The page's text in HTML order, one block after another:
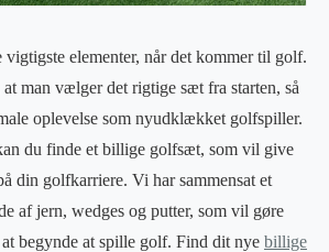
elementer, når det kommer til golf.
man vælger det rigtige sæt fra starten, så
oplevelse som nyudklækket golfspiller.
du finde et billige golfsæt, som vil give
din golfkarriere. Vi har sammensat et
af jern, wedges og putter, som vil gøre
begynde at spille golf. Find dit nye billige